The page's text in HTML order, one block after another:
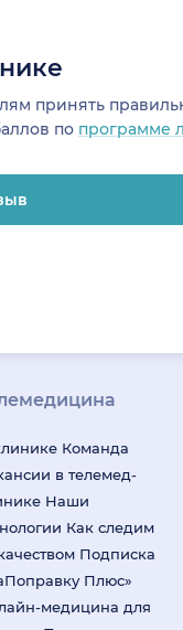
принять
по программе
Команда
в телемед-
Наши
Как следим
Подписка
Плюс»
медицина для